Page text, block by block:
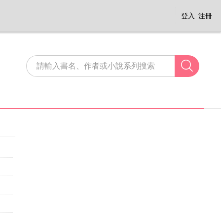
登入 注冊
